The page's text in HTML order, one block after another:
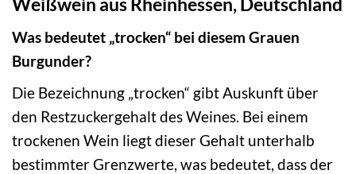
Was bedeutet „trocken“ bei diesem Grauen
Burgunder?
Die Bezeichnung „trocken“ gibt Auskunft über
den Restzuckergehalt des Weines. Bei einem
trockenen Wein liegt dieser Gehalt unterhalb
bestimmter Grenzwerte, was bedeutet, dass der